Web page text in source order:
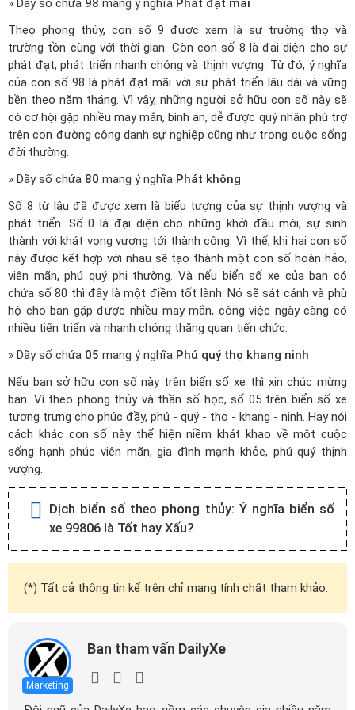
» Dãy số chứa 98 mang ý nghĩa Phát đạt mãi
Theo phong thủy, con số 9 được xem là sự trường thọ và
trường tồn cùng với thời gian. Còn con số 8 là đại diện cho sự
phát đạt, phát triển nhanh chóng và thịnh vượng. Từ đó, ý nghĩa
của con số 98 là phát đạt mãi với sự phát triển lâu dài và vững
bền theo năm tháng. Vì vậy, những người sở hữu con số này sẽ
có cơ hội gặp nhiều may mắn, bình an, dễ được quý nhân phù trợ
trên con đường công danh sự nghiệp cũng như trong cuộc sống
đời thường.
» Dãy số chứa 80 mang ý nghĩa Phát không
Số 8 từ lâu đã được xem là biểu tượng của sự thịnh vượng và
phát triển. Số 0 là đại diện cho những khởi đầu mới, sự sinh
thành với khát vọng vương tới thành công. Vì thế, khi hai con số
này được kết hợp với nhau sẽ tạo thành một con số hoàn hảo,
viên mãn, phú quý phi thường. Và nếu biển số xe của bạn có
chứa số 80 thì đây là một điềm tốt lành. Nó sẽ sát cánh và phù
hộ cho bạn gặp được nhiều may mắn, công việc ngày càng có
nhiều tiến triển và nhanh chóng thăng quan tiến chức.
» Dãy số chứa 05 mang ý nghĩa Phú quý thọ khang ninh
Nếu bạn sở hữu con số này trên biển số xe thì xin chúc mừng
bạn. Vì theo phong thủy và thần số học, số 05 trên biển số xe
tượng trưng cho phúc đầy, phú - quý - thọ - khang - ninh. Hay nói
cách khác con số này thể hiện niềm khát khao về một cuộc
sống hạnh phúc viên mãn, gia đình mạnh khỏe, phú quý thịnh
vượng.
Dịch biển số theo phong thủy: Ý nghĩa biển số
xe 99806 là Tốt hay Xấu?
(*) Tất cả thông tin kể trên chỉ mang tính chất tham khảo.
Marketing
Ban tham vấn DailyXe